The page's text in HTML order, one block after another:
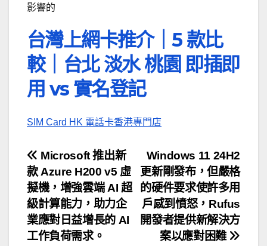
影響的
台灣上網卡推介｜5 款比
較｜台北 淡水 桃園 即插即
用 vs 實名登記
SIM Card HK 電話卡香港專門店
文
章
導
覽
Windows 11 24H2
更新剛發布，但嚴格
的硬件要求使許多用
戶感到憤怒，Rufus
開發者提供新解決方
案以應對困難
Microsoft 推出新
款 Azure H200 v5 虛
擬機，增強雲端 AI 超
級計算能力，助力企
業應對日益增長的 AI
工作負荷需求。